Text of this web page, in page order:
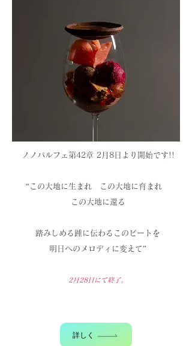
ノノパルフェ第42章 2月8日より開始です!!
“この大地に生まれ
この大地に育まれ
この大地に還る
踏みしめる踵に伝わるこのビートを
明日へのメロディに変えて”
2月28日にて終了。
詳しく